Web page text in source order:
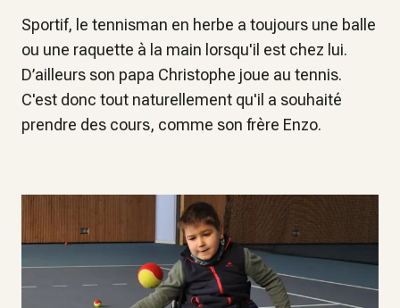
Sportif, le tennisman en herbe a toujours une balle
ou une raquette à la main lorsqu'il est chez lui.
D’ailleurs son papa Christophe joue au tennis.
C'est donc tout naturellement qu'il a souhaité
prendre des cours, comme son frère Enzo.